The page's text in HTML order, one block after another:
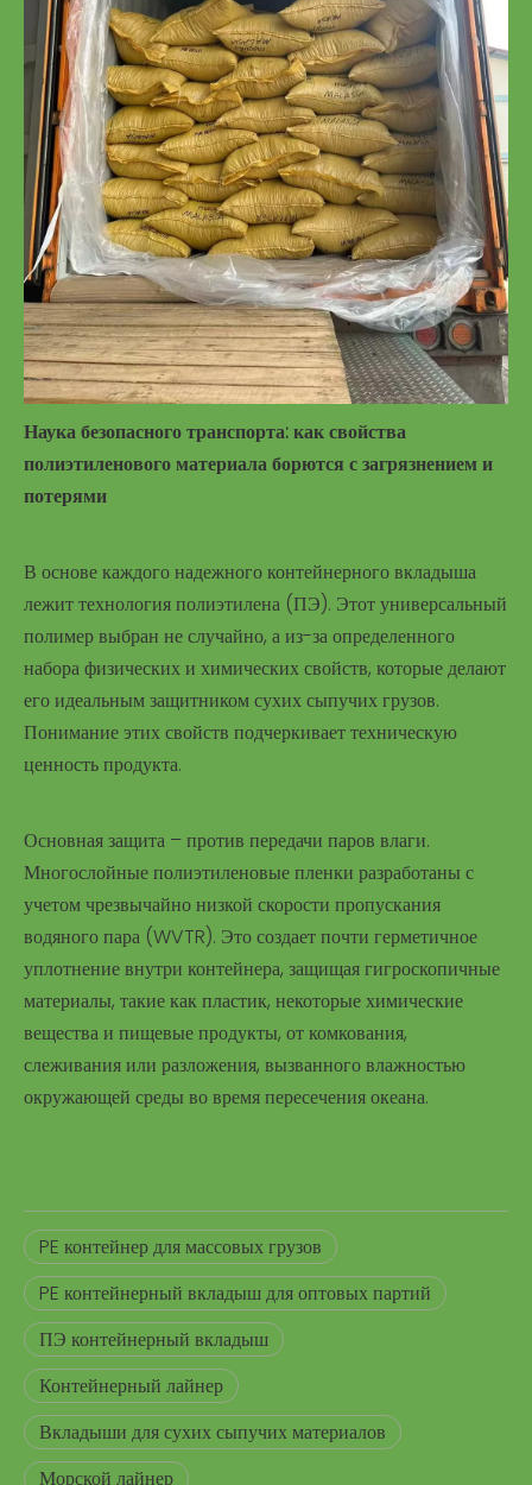
Наука безопасного транспорта: как свойства
полиэтиленового материала борются с загрязнением и
потерями
В основе каждого надежного контейнерного вкладыша
лежит технология полиэтилена (ПЭ). Этот универсальный
полимер выбран не случайно, а из-за определенного
набора физических и химических свойств, которые делают
его идеальным защитником сухих сыпучих грузов.
Понимание этих свойств подчеркивает техническую
ценность продукта.
Основная защита – против передачи паров влаги.
Многослойные полиэтиленовые пленки разработаны с
учетом чрезвычайно низкой скорости пропускания
водяного пара (WVTR). Это создает почти герметичное
уплотнение внутри контейнера, защищая гигроскопичные
материалы, такие как пластик, некоторые химические
вещества и пищевые продукты, от комкования,
слеживания или разложения, вызванного влажностью
окружающей среды во время пересечения океана.
PE контейнер для массовых грузов
PE контейнерный вкладыш для оптовых партий
ПЭ контейнерный вкладыш
Контейнерный лайнер
Вкладыши для сухих сыпучих материалов
Морской лайнер